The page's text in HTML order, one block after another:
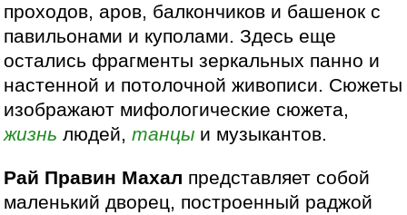
проходов, аров, балкончиков и башенок с
павильонами и куполами. Здесь еще
остались фрагменты зеркальных панно и
настенной и потолочной живописи. Сюжеты
изображают мифологические сюжета,
жизнь людей,танцы и музыкантов.
Рай Правин Махал представляет собой
маленький дворец, построенный раджой